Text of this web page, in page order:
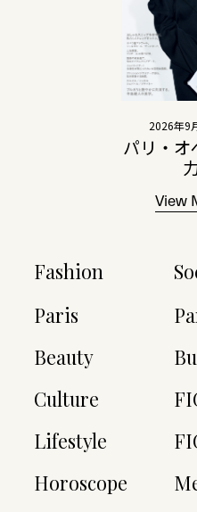
2026年9
パリ・オ
View
Fashion
Paris
Beauty
Culture
Lifestyle
Horoscope